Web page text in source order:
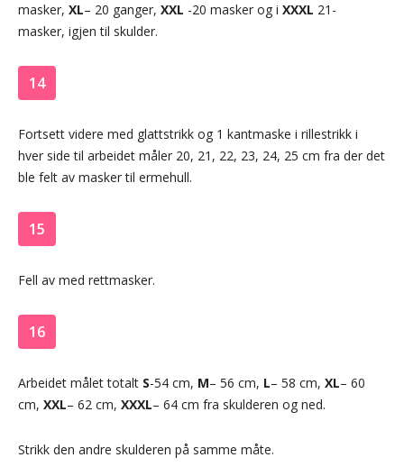
masker, XL– 20 ganger, XXL -20 masker og i XXXL 21-
masker, igjen til skulder.
14
Fortsett videre med glattstrikk og 1 kantmaske i rillestrikk i
hver side til arbeidet måler 20, 21, 22, 23, 24, 25 cm fra der det
ble felt av masker til ermehull.
15
Fell av med rettmasker.
16
Arbeidet målet totalt S-54 cm, M– 56 cm, L– 58 cm, XL– 60
cm, XXL– 62 cm, XXXL– 64 cm fra skulderen og ned.
Strikk den andre skulderen på samme måte.